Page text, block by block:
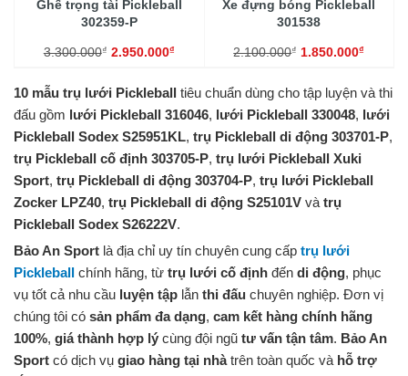
Ghế trọng tài Pickleball
302359-P
3.300.000₫ 2.950.000₫
Xe đựng bóng Pickleball
301538
2.100.000₫ 1.850.000₫
10 mẫu trụ lưới Pickleball tiêu chuẩn dùng cho tập luyện và thi
đấu gồm lưới Pickleball 316046, lưới Pickleball 330048, lưới
Pickleball Sodex S25951KL, trụ Pickleball di động 303701-P,
trụ Pickleball cố định 303705-P, trụ lưới Pickleball Xuki
Sport, trụ Pickleball di động 303704-P, trụ lưới Pickleball
Zocker LPZ40, trụ Pickleball di động S25101V và trụ
Pickleball Sodex S26222V.
Bảo An Sport là địa chỉ uy tín chuyên cung cấp trụ lưới
Pickleball chính hãng, từ trụ lưới cố định đến di động, phục
vụ tốt cả nhu cầu luyện tập lẫn thi đấu chuyên nghiệp. Đơn vị
chúng tôi có sản phẩm đa dạng, cam kết hàng chính hãng
100%, giá thành hợp lý cùng đội ngũ tư vấn tận tâm. Bảo An
Sport có dịch vụ giao hàng tại nhàtrên toàn quốc và hỗ trợ